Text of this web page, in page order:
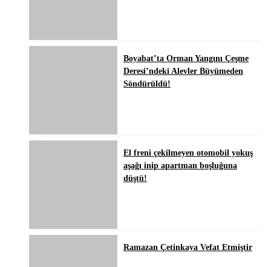
Boyabat’ta Orman Yangını Çeşme
Deresi’ndeki Alevler Büyümeden
Söndürüldü!
El freni çekilmeyen otomobil yokuş
aşağı inip apartman boşluğuna
düştü!
Ramazan Çetinkaya Vefat Etmiştir